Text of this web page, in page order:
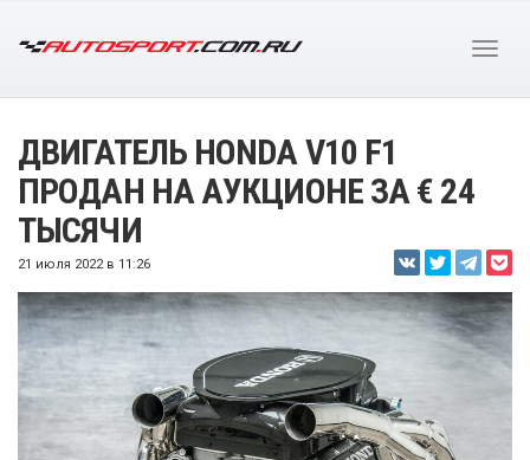
ДВИГАТЕЛЬ HONDA V10 F1
ПРОДАН НА АУКЦИОНЕ ЗА € 24
ТЫСЯЧИ
21 июля 2022 в 11:26